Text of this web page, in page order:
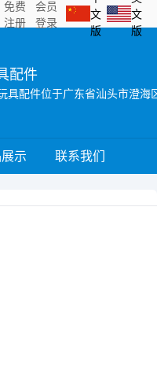
免费
注册
会员
登录
文
版
文
版
配件
示 联系我们